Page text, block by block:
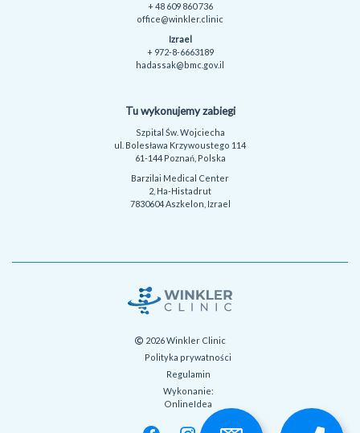
+ 48 609 860 736
office@winkler.clinic
Izrael
+ 972-8-6663189
hadassak@bmc.gov.il
Tu wykonujemy zabiegi
Szpital Św. Wojciecha
ul. Bolesława Krzywoustego 114
61-144 Poznań, Polska
Barzilai Medical Center
2, Ha-Histadrut
7830604 Aszkelon, Izrael
2026 Winkler Clinic
Polityka prywatności
Regulamin
Wykonanie:
OnlineIdea